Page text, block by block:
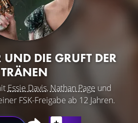
UND DIE GRUFT DER
TRÄNEN
Essie Davis, Nathan Page und
FSK-Freigabe ab 12 Jahren.